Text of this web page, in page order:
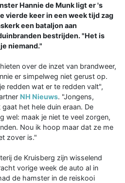
Hannie de Munk ligt er 's
vierde keer in een week tijd zag
een bataljon aan
bestrijden. "Het is
niemand."
over de inzet van brandweer,
er simpelweg niet gerust op.
redden wat er te redden valt",
NH Nieuws. "Jongens,
het hele duin eraan. De
wel: maak je niet te veel zorgen,
Nou ik hoop maar dat ze me
zover is."
de Kruisberg zijn wisselend
vorige week de auto al in
de hamster in de reiskooi